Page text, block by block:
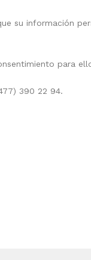
su información
para
390 22 94.